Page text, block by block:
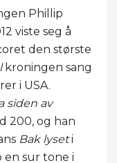
Phillip
viste seg å
den største
kroningen sang
i USA.
siden av
200, og han
Bak lyseti
en sur tone i